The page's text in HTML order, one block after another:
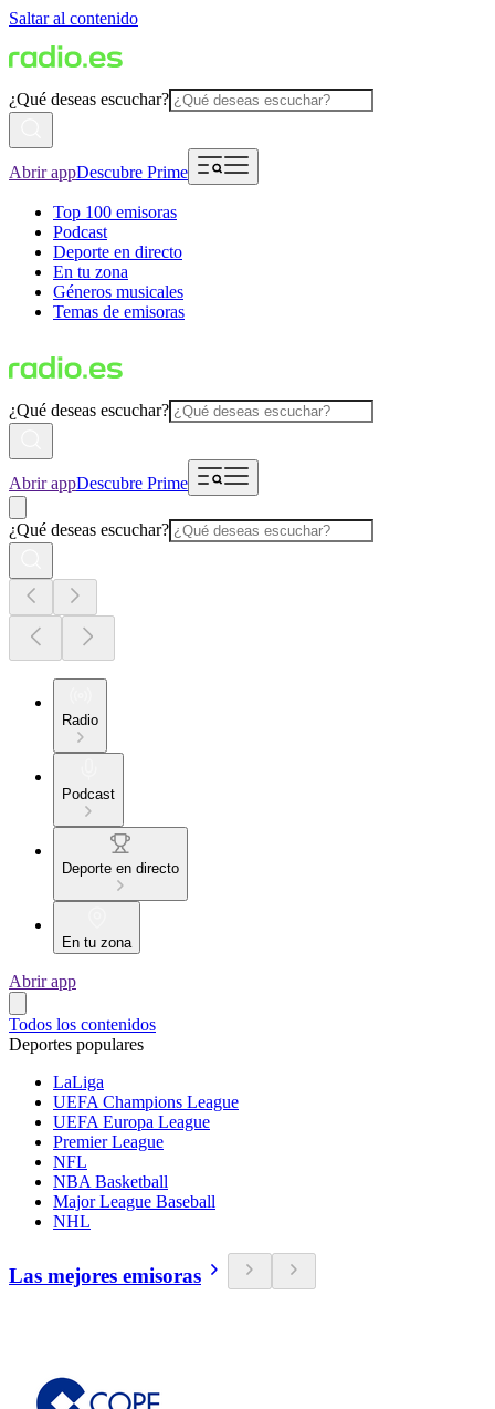
Saltar al contenido
¿Qué deseas escuchar?
Abrir appDescubre Prime
Top 100 emisoras
Podcast
Deporte en directo
En tu zona
Géneros musicales
Temas de emisoras
¿Qué deseas escuchar?
Abrir appDescubre Prime
¿Qué deseas escuchar?
Radio
Podcast
Deporte en directo
En tu zona
Abrir app
Todos los contenidos
Deportes populares
LaLiga
UEFA Champions League
UEFA Europa League
Premier League
NFL
NBA Basketball
Major League Baseball
NHL
Las mejores emisoras